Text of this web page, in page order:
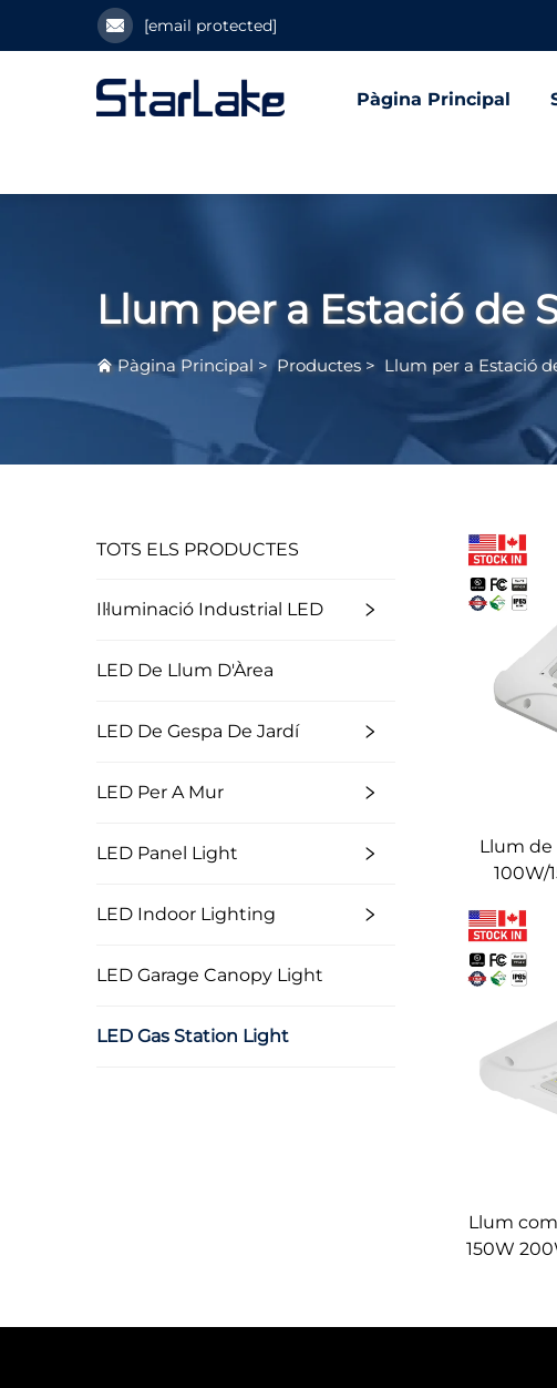
[email protected]
Pàgina Principal
Llum per a Estació de
Pàgina Principal > Productes > Llum per a Estació
TOTS ELS PRODUCTES
Il·luminació Industrial LED
LED De Llum D'Àrea
LED De Gespa De Jardí
LED Per A Mur
LED Panel Light
LED Indoor Lighting
LED Garage Canopy Light
LED Gas Station Light
Llum de
100W/
per a
Llum
150W
de